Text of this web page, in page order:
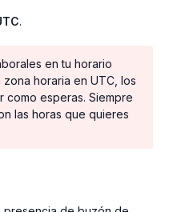
.
en tu horario
horaria en UTC, los
como esperas. Siempre
las horas que quieres